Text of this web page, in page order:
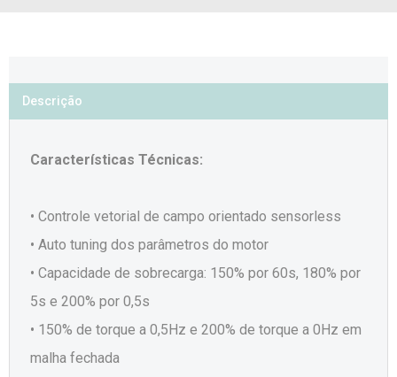
Descrição
Características Técnicas:
• Controle vetorial de campo orientado sensorless
• Auto tuning dos parâmetros do motor
• Capacidade de sobrecarga: 150% por 60s, 180% por
5s e 200% por 0,5s
• 150% de torque a 0,5Hz e 200% de torque a 0Hz em
malha fechada